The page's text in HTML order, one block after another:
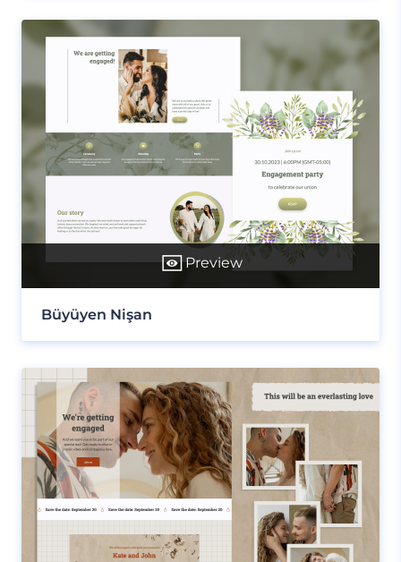
Preview
Büyüyen Nişan